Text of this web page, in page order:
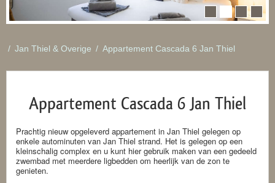
/ Jan Thiel & Overige / Appartement Cascada 6 Jan Thiel
Appartement Cascada 6 Jan Thiel
Prachtig nieuw opgeleverd appartement in Jan Thiel gelegen op
enkele autominuten van Jan Thiel strand. Het is gelegen op een
kleinschalig complex en u kunt hier gebruik maken van een gedeeld
zwembad met meerdere ligbedden om heerlijk van de zon te
genieten.